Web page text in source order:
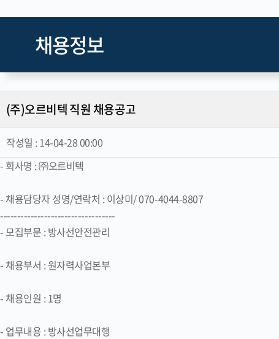
채용정보
(주)오르비텍 직원 채용공고
작성일 :14-04-28 00:00
- 회사명 : ㈜오르비텍
- 채용담당자 성명/연락처 : 이상미/ 070-4044-8807
----------------------------------
- 모집부문 : 방사선안전관리
- 채용부서 : 원자력사업본부
- 채용인원 : 1명
- 업무내용 : 방사선업무대행